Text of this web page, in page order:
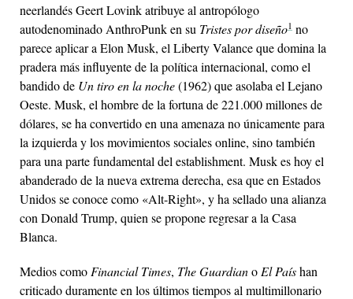
neerlandés Geert Lovink atribuye al antropólogo
autodenominado AnthroPunk en su Tristes por diseño1 no
parece aplicar a Elon Musk, el Liberty Valance que domina la
pradera más influyente de la política internacional, como el
bandido de Un tiro en la noche(1962) que asolaba el Lejano
Oeste. Musk, el hombre de la fortuna de 221.000 millones de
dólares, se ha convertido en una amenaza no únicamente para
la izquierda y los movimientos sociales online, sino también
para una parte fundamental del establishment. Musk es hoy el
abanderado de la nueva extrema derecha, esa que en Estados
Unidos se conoce como «Alt-Right», y ha sellado una alianza
con Donald Trump, quien se propone regresar a la Casa
Blanca.
Medios como Financial Times, The Guardiano El Paíshan
criticado duramente en los últimos tiempos al multimillonario